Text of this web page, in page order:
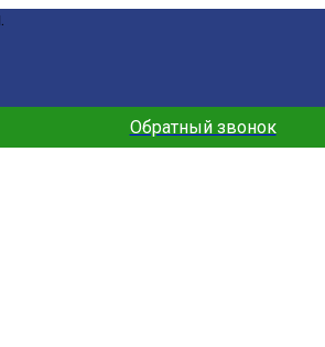
Обратный звонок